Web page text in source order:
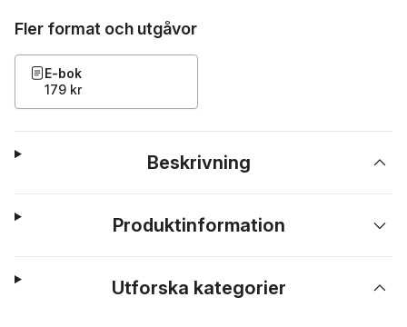
Fler format och utgåvor
E-bok
179 kr
Beskrivning
Produktinformation
Utforska kategorier